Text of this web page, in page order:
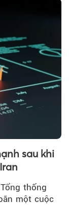
sau khi
thống
một cuộc